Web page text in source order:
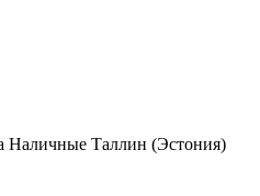
Наличные Таллин (Эстония)